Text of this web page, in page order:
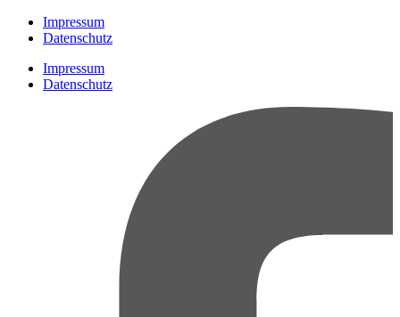
Impressum
Datenschutz
Impressum
Datenschutz